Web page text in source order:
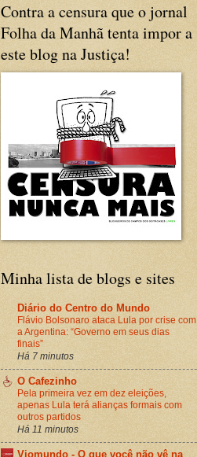
Contra a censura que o jornal
Folha da Manhã tenta impor a
este blog na Justiça!
Minha lista de blogs e sites
Diário do Centro do Mundo
Flávio Bolsonaro ataca Lula por crise com
a Argentina: “Governo em seus dias
finais”
Há 7 minutos
O Cafezinho
Pela primeira vez em dez eleições,
apenas Lula terá alianças formais com
outros partidos
Há 11 minutos
Viomundo - O que você não vê na